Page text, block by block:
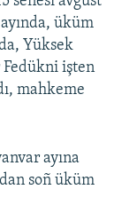
üküm
Yüksek
Fedükni işten
mahkeme
ayına
soñ üküm